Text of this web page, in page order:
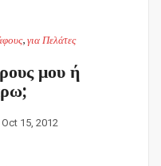
, για Πελάτες
μου ή
15, 2012